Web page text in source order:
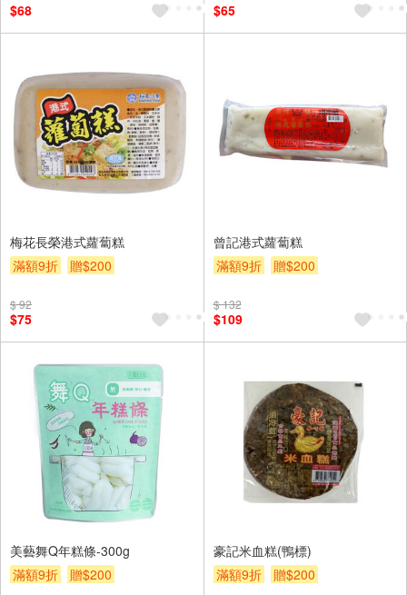
$68 $65
梅花長榮港式蘿蔔糕
滿額9折
贈$200
$ 92
$75
曾記港式蘿蔔糕
滿額9折
贈$200
$ 132
$109
美藝舞Q年糕條-300g
滿額9折
贈$200
豪記米血糕(鴨標)
滿額9折
贈$200